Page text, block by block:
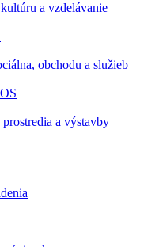
a vzdelávanie
obchodu a služieb
a výstavby